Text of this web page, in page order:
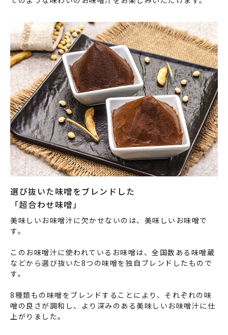
選び抜いた味噌をブレンドした
「超合わせ味噌」
美味しいお味噌汁に欠かせないのは、美味しいお味噌で
す。
このお味噌汁に使われているお味噌は、全国数ある味噌蔵
などから選び抜いた8つの味噌を独自ブレンドしたもので
す。
8種類もの味噌をブレンドすることにより、それぞれの味
噌の良さが調和し、より深みのある美味しいお味噌汁に仕
上がりました。